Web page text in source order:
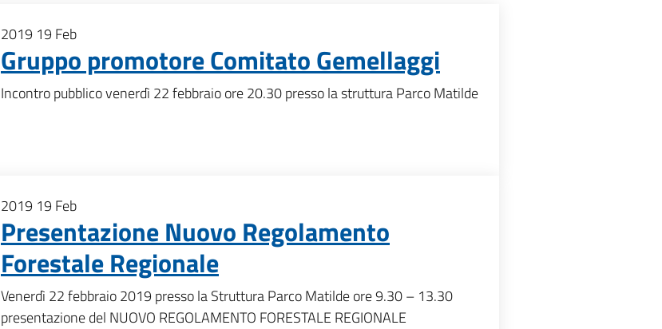
2019 19 Feb
Gruppo promotore Comitato Gemellaggi
Incontro pubblico venerdì 22 febbraio ore 20.30 presso la struttura Parco Matilde
2019 19 Feb
Presentazione Nuovo Regolamento
Forestale Regionale
Venerdì 22 febbraio 2019 presso la Struttura Parco Matilde ore 9.30 – 13.30
presentazione del NUOVO REGOLAMENTO FORESTALE REGIONALE